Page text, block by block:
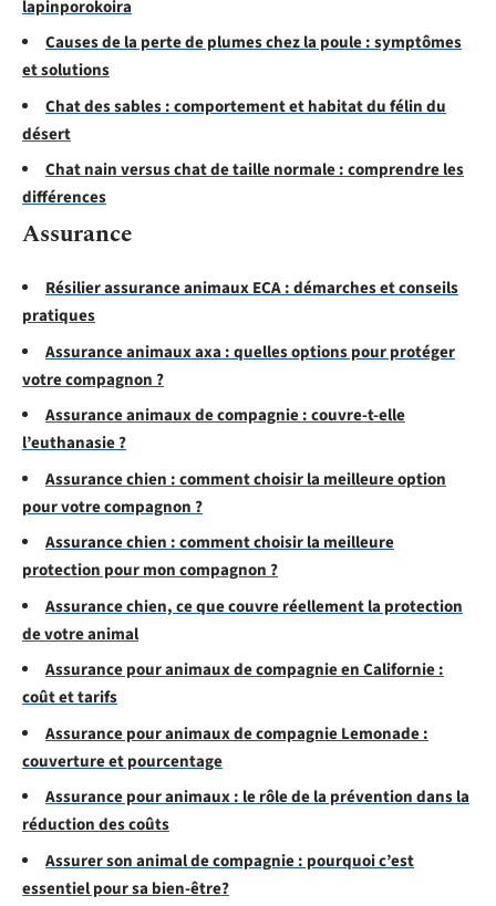
lapinporokoira
Causes de la perte de plumes chez la poule : symptômes
et solutions
Chat des sables : comportement et habitat du félin du
désert
Chat nain versus chat de taille normale : comprendre les
différences
Assurance
Résilier assurance animaux ECA : démarches et conseils
pratiques
Assurance animaux axa : quelles options pour protéger
votre compagnon ?
Assurance animaux de compagnie : couvre-t-elle
l’euthanasie ?
Assurance chien : comment choisir la meilleure option
pour votre compagnon ?
Assurance chien : comment choisir la meilleure
protection pour mon compagnon ?
Assurance chien, ce que couvre réellement la protection
de votre animal
Assurance pour animaux de compagnie en Californie :
coût et tarifs
Assurance pour animaux de compagnie Lemonade :
couverture et pourcentage
Assurance pour animaux : le rôle de la prévention dans la
réduction des coûts
Assurer son animal de compagnie : pourquoi c’est
essentiel pour sa bien-être?